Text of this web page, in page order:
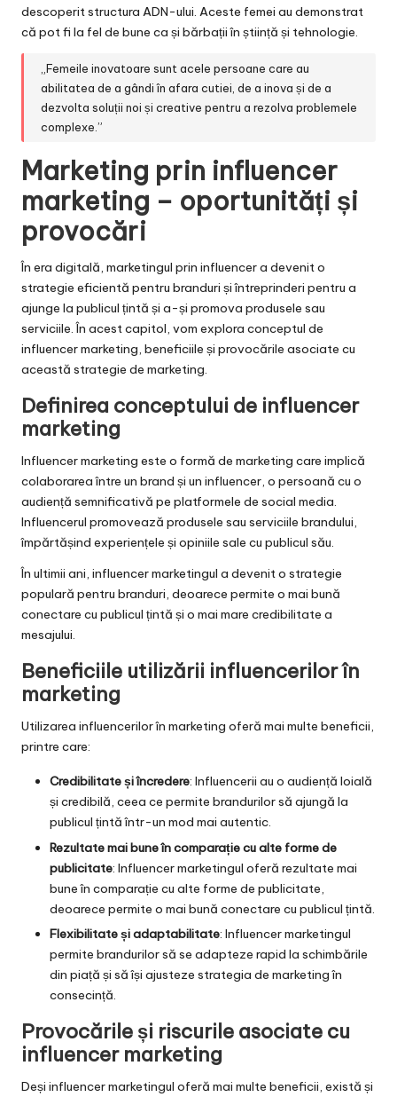
descoperit structura ADN-ului. Aceste femei au demonstrat
că pot fi la fel de bune ca și bărbații în știință și tehnologie.
„Femeile inovatoare sunt acele persoane care au
abilitatea de a gândi în afara cutiei, de a inova și de a
dezvolta soluții noi și creative pentru a rezolva problemele
complexe.”
Marketing prin influencer
marketing – oportunități și
provocări
În era digitală, marketingul prin influencer a devenit o
strategie eficientă pentru branduri și întreprinderi pentru a
ajunge la publicul țintă și a-și promova produsele sau
serviciile. În acest capitol, vom explora conceptul de
influencer marketing, beneficiile și provocările asociate cu
această strategie de marketing.
Definirea conceptului de influencer
marketing
Influencer marketing este o formă de marketing care implică
colaborarea între un brand și un influencer, o persoană cu o
audiență semnificativă pe platformele de social media.
Influencerul promovează produsele sau serviciile brandului,
împărtășind experiențele și opiniile sale cu publicul său.
În ultimii ani, influencer marketingul a devenit o strategie
populară pentru branduri, deoarece permite o mai bună
conectare cu publicul țintă și o mai mare credibilitate a
mesajului.
Beneficiile utilizării influencerilor în
marketing
Utilizarea influencerilor în marketing oferă mai multe beneficii,
printre care:
Credibilitate și încredere: Influencerii au o audiență loială
și credibilă, ceea ce permite brandurilor să ajungă la
publicul țintă într-un mod mai autentic.
Rezultate mai bune în comparație cu alte forme de
publicitate: Influencer marketingul oferă rezultate mai
bune în comparație cu alte forme de publicitate,
deoarece permite o mai bună conectare cu publicul țintă.
Flexibilitate și adaptabilitate: Influencer marketingul
permite brandurilor să se adapteze rapid la schimbările
din piață și să își ajusteze strategia de marketing în
consecință.
Provocările și riscurile asociate cu
influencer marketing
Deși influencer marketingul oferă mai multe beneficii, există și